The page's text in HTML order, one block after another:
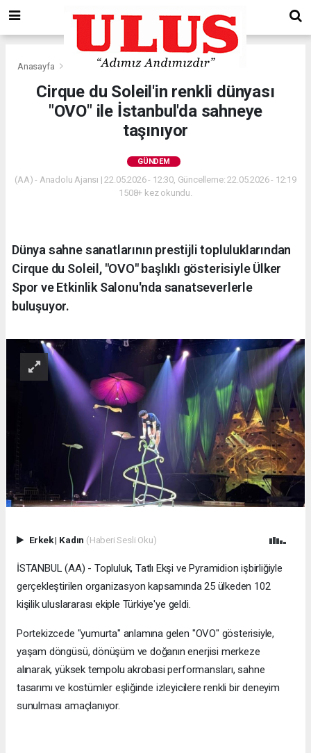
Anasayfa Gündem
Cirque du Soleil'in renkli dünyası
"OVO" ile İstanbul'da sahneye
taşınıyor
GÜNDEM
(AA) - Anadolu Ajansı | 22.05.2026 - 12:30, Güncelleme: 22.05.2026 - 12:19
1508+ kez okundu.
Dünya sahne sanatlarının prestijli topluluklarından
Cirque du Soleil, "OVO" başlıklı gösterisiyle Ülker
Spor ve Etkinlik Salonu'nda sanatseverlerle
buluşuyor.
Erkek| Kadın (Haberi Sesli Oku)
İSTANBUL (AA) - Topluluk, Tatlı Ekşi ve Pyramidion işbirliğiyle
gerçekleştirilen organizasyon kapsamında 25 ülkeden 102
kişilik uluslararası ekiple Türkiye'ye geldi.
Portekizcede "yumurta" anlamına gelen "OVO" gösterisiyle,
yaşam döngüsü, dönüşüm ve doğanın enerjisi merkeze
alınarak, yüksek tempolu akrobasi performansları, sahne
tasarımı ve kostümler eşliğinde izleyicilere renkli bir deneyim
sunulması amaçlanıyor.